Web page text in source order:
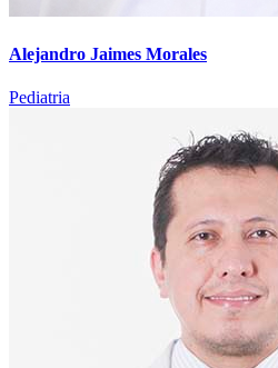
Alejandro Jaimes Morales
Pediatria